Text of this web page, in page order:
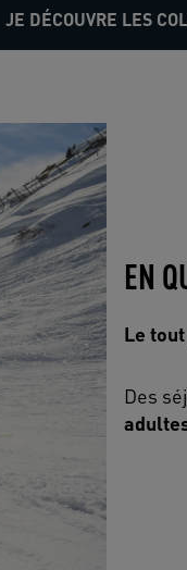
JE DÉCOUVRE LES
EN
Le
Des